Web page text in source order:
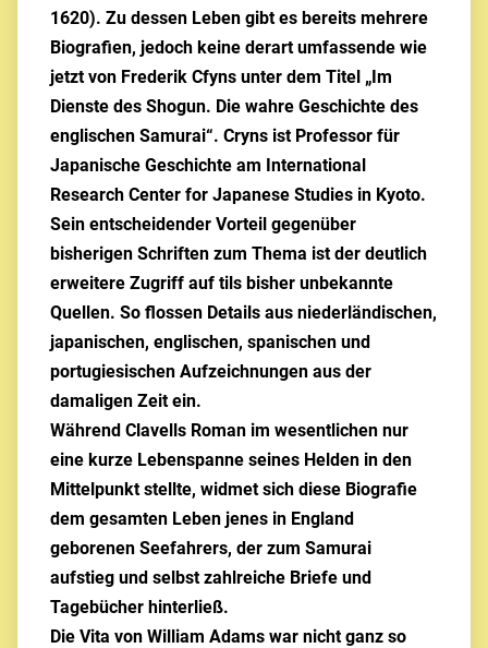
1620). Zu dessen Leben gibt es bereits mehrere
Biografien, jedoch keine derart umfassende wie
jetzt von Frederik Cfyns unter dem Titel „Im
Dienste des Shogun. Die wahre Geschichte des
englischen Samurai“. Cryns ist Professor für
Japanische Geschichte am International
Research Center for Japanese Studies in Kyoto.
Sein entscheidender Vorteil gegenüber
bisherigen Schriften zum Thema ist der deutlich
erweitere Zugriff auf tils bisher unbekannte
Quellen. So flossen Details aus niederländischen,
japanischen, englischen, spanischen und
portugiesischen Aufzeichnungen aus der
damaligen Zeit ein.
Während Clavells Roman im wesentlichen nur
eine kurze Lebenspanne seines Helden in den
Mittelpunkt stellte, widmet sich diese Biografie
dem gesamten Leben jenes in England
geborenen Seefahrers, der zum Samurai
aufstieg und selbst zahlreiche Briefe und
Tagebücher hinterließ.
Die Vita von William Adams war nicht ganz so